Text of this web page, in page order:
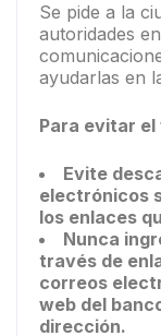
Se pide a la
autoridades
ayudarlas en
Para evitar
Evite
electrónicos
los enlaces
Nunca
través de
correos
web del
dirección.